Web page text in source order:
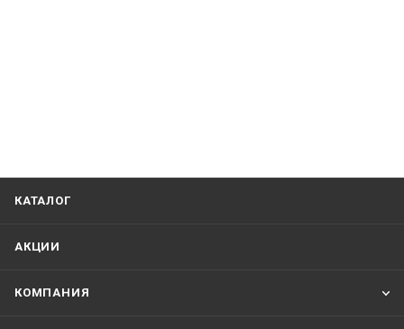
КАТАЛОГ
АКЦИИ
КОМПАНИЯ